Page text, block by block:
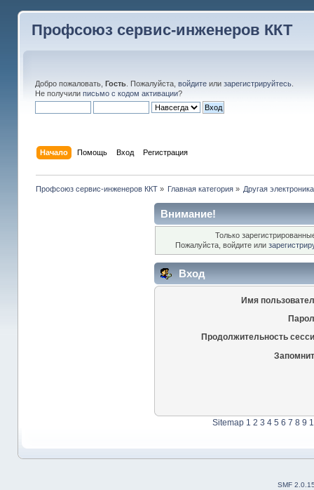
Профсоюз сервис-инженеров ККТ
Добро пожаловать, Гость. Пожалуйста, войдитеили зарегистрируйтесь.
Не получили письмо с кодом активации?
Начало Помощь Вход Регистрация
Профсоюз сервис-инженеров ККТ» Главная категория » Другая электроника
Внимание!
Только
Пожалуйста, войдите или
Вход
Имя
Продолжительность
Sitemap 1 2 3 4 5 6 7 8 9
SMF